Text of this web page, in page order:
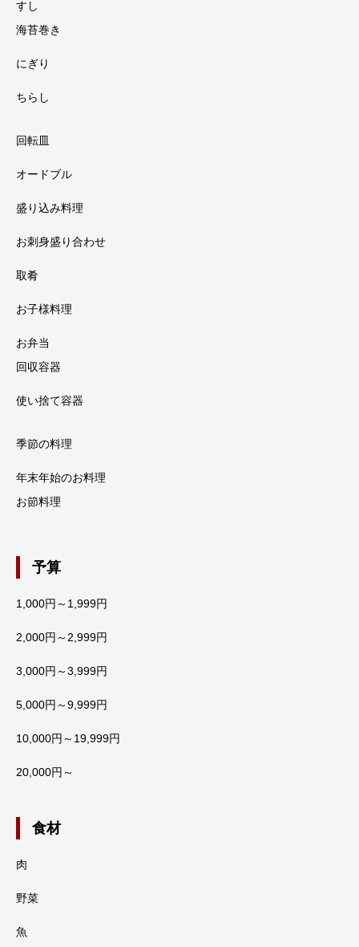
すし
海苔巻き
にぎり
ちらし
回転皿
オードブル
盛り込み料理
お刺身盛り合わせ
取肴
お子様料理
お弁当
回収容器
使い捨て容器
季節の料理
年末年始のお料理
お節料理
予算
1,000円～1,999円
2,000円～2,999円
3,000円～3,999円
5,000円～9,999円
10,000円～19,999円
20,000円～
食材
肉
野菜
魚